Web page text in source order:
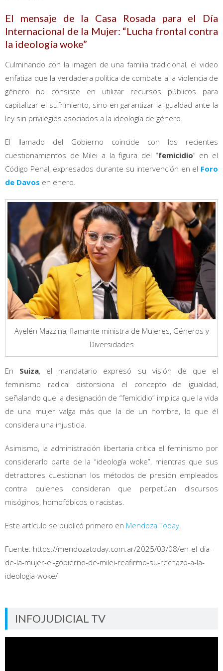
El mensaje de la Casa Rosada para el Día
Internacional de la Mujer: “Lucha frontal contra
la ideología woke”
Culminando con la imagen de una familia tradicional, el video
enfatiza que la verdadera política de combate a la violencia de
género no consiste en utilizar recursos públicos para
capitalizar el sufrimiento, sino en garantizar la igualdad ante la
ley sin privilegios asociados a la ideología de género.
El llamado del Gobierno coincide con los recientes
cuestionamientos de Milei a la figura del “femicidio” en el
Código Penal, expresados durante su intervención en el Foro
de Davos en enero.
Ayelén Mazzina, flamante ministra de Mujeres, Géneros y
Diversidades
En Suiza, el mandatario expresó su visión de que el
feminismo radical distorsiona el concepto de igualdad,
señalando que la designación de “femicidio” implica que la vida
de una mujer valga más que la de un hombre, lo que él
considera una injusticia.
Asimismo, la administración libertaria critica el feminismo por
considerarlo parte de la “ideología woke”, mientras que sus
detractores cuestionan los métodos de presión empleados
contra quienes consideran que perpetúan discursos
misóginos, homofóbicos o racistas.
Este artículo se publicó primero en Mendoza Today
Fuente: https://mendozatoday.com.ar/2025/03/08/en-el-dia-
de-la-mujer-el-gobierno-de-milei-reafirmo-su-rechazo-a-la-
ideologia-woke/
INFOJUDICIAL TV